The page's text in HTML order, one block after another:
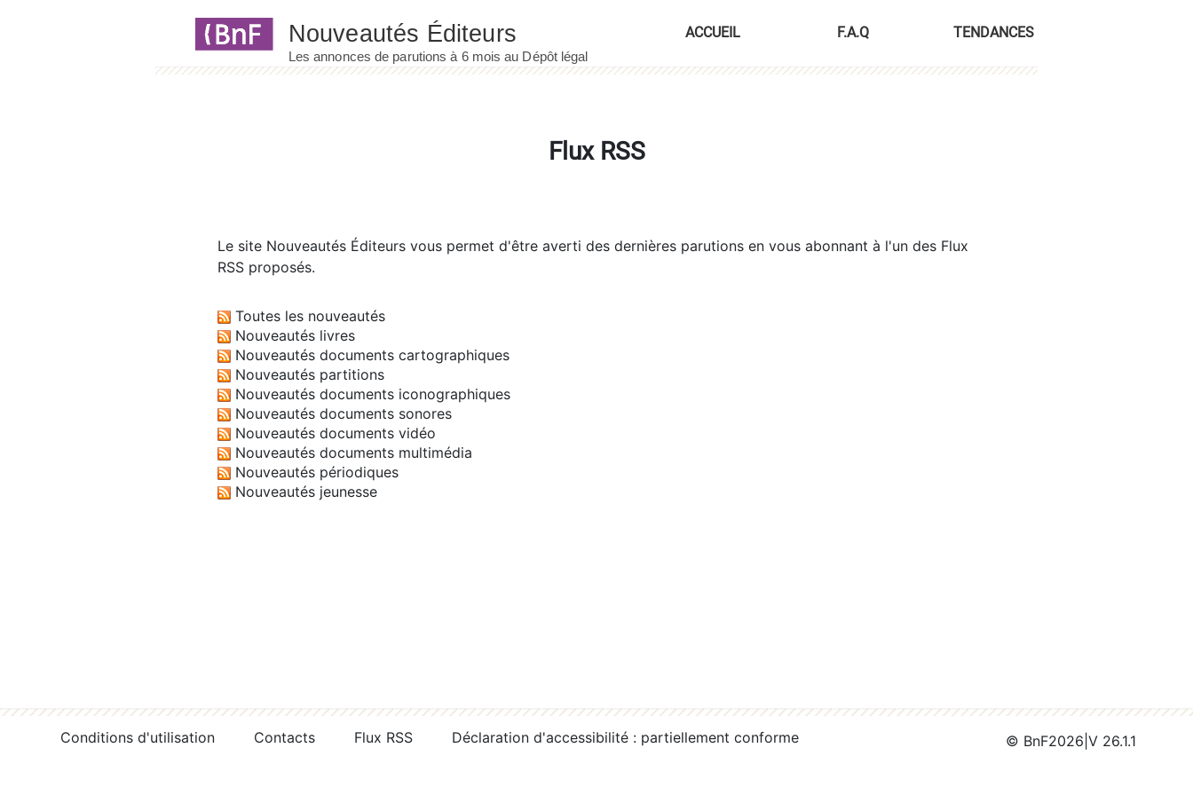
ACCUEIL F.A.Q TENDANCES
Flux RSS
Le site Nouveautés Éditeurs vous permet d'être averti des dernières parutions en vous abonnant à l'un des Flux
RSS proposés.
Toutes les nouveautés
Nouveautés livres
Nouveautés documents cartographiques
Nouveautés partitions
Nouveautés documents iconographiques
Nouveautés documents sonores
Nouveautés documents vidéo
Nouveautés documents multimédia
Nouveautés périodiques
Nouveautés jeunesse
Conditions d'utilisation Contacts Flux RSS Déclaration d'accessibilité : partiellement conforme © BnF2026 V 26.1.1